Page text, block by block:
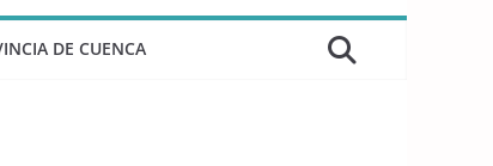
DE CUENCA